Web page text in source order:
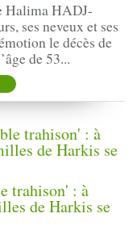
Halima HADJ-
ses neveux et ses
le décès de
de 53...
trahison' : à
de Harkis se